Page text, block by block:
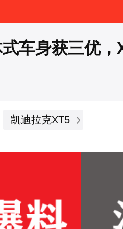
车身获三优
凯迪拉克XT5